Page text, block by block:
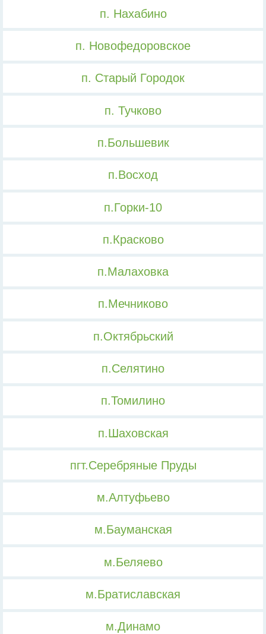
п. Нахабино
п. Новофедоровское
п. Старый Городок
п. Тучково
п.Большевик
п.Восход
п.Горки-10
п.Красково
п.Малаховка
п.Мечниково
п.Октябрьский
п.Селятино
п.Томилино
п.Шаховская
пгт.Серебряные Пруды
м.Алтуфьево
м.Бауманская
м.Беляево
м.Братиславская
м.Динамо